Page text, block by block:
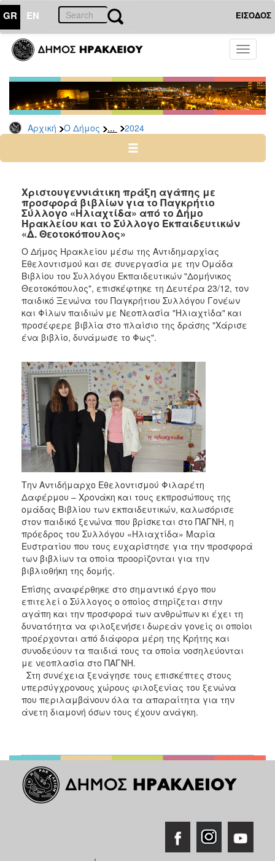
GR EN ΕΙΣΟΔΟΣ
Toggle
Αρχική Ο Δήμος ... 2024
ΔΗΜΟΣ
Δελτία
Τύπου
Αρχείο
2026
2024
2022
2021
2020
2019
2018
2017
2016
2015
2012
2011
2010
ΤΟΠΟΣ
ΠΟΛΙΤΙΣΜΟΣ
ΑΝΘΕΚΤΙΚΗ
ΠΟΛΗ
Χριστουγεννιάτικη πράξη αγάπης με
προσφορά βιβλίων για το Παγκρήτιο
Σύλλογο «Ηλιαχτίδα» από το Δήμο
Ηρακλείου και το Σύλλογο Εκπαιδευτικών
«Δ. Θεοτοκόπουλος»
Ο Δήμος Ηρακλείου μέσω της Αντιδημαρχίας
Εθελοντισμού και σε συνεργασία με την Ομάδα
Βιβλίου του Συλλόγου Εκπαιδευτικών "Δομήνικος
Θεοτοκόπουλος", επισκέφτηκε τη Δευτέρα 23/12, τον
παιδικό Ξενώνα του Παγκρήτιου Συλλόγου Γονέων
και Φίλων παιδιών με Νεοπλασία "Ηλιαχτίδα" και
προσέφερε βιβλία στο πλαίσιο της δράσης "Χάρισε
ένα βιβλίο, δυνάμωσε το Φως".
Την Αντιδήμαρχο Εθελοντισμού Φιλαρέτη
Δαφέρμου – Χρονάκη και τους εκπροσώπους της
ομάδας Βιβλίου των εκπαιδευτικών, καλωσόρισε
στον παιδικό ξενώνα που βρίσκεται στο ΠΑΓΝΗ, η
πρόεδρος του Συλλόγου «Ηλιαχτίδα» Μαρία
Ευστρατίου που τους ευχαρίστησε για την προσφορά
των βιβλίων τα οποία προορίζονται για την
βιβλιοθήκη της δομής.
Επίσης αναφέρθηκε στο σημαντικό έργο που
επιτελεί ο Σύλλογος ο οποίος στηρίζεται στην
αγάπη και την προσφορά των ανθρώπων κι έχει τη
δυνατότητα να φιλοξενήσει δωρεάν γονείς οι οποίοι
προέρχονται από διάφορα μέρη της Κρήτης και
συνοδεύουν τα παιδιά τους τα οποία νοσηλεύονται
με νεοπλασία στο ΠΑΓΝΗ.
Στη συνέχεια ξενάγησε τους επισκέπτες στους
υπερσύγχρονους χώρους φιλοξενίας του ξενώνα
που περιλαμβάνουν όλα τα απαραίτητα για την
άνετη διαμονή όσων τους έχουν ανάγκη.